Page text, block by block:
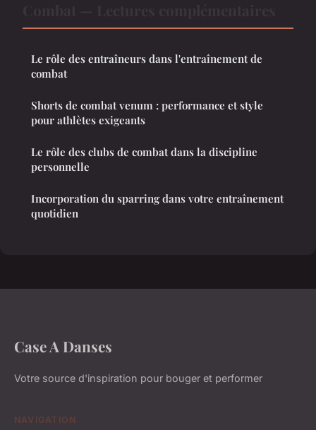
Le rôle des entraîneurs dans l'entraînement de
combat
Shorts de combat venum : performance et style
pour athlètes exigeants
Le rôle des clubs de combat dans la discipline
personnelle
Incorporation du sparring dans votre entraînement
quotidien
Case A Danses
Votre source d'inspiration pour bouger et performer
NAVIGATION